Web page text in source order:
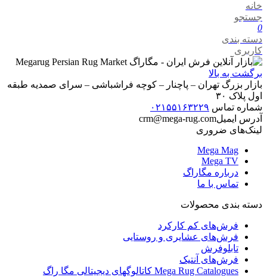
خانه
جستجو
0
دسته بندی
کاربری
برگشت به بالا
بازار بزرگ تهران – پاچنار – کوچه فراشباشی – سرای صمدیه طبقه
اول پلاک ۳۰
شماره تماس ۰۲۱۵۵۱۶۳۲۲۹
آدرس ایمیلcrm@mega-rug.com
لینک‌های ضروری
Mega Mag
Mega TV
درباره مگاراگ
تماس با ما
دسته بندی محصولات
فرش‌های کم کارکرد
فرش‌های عشایری و روستایی
تابلوفرش
فرش‌های آنتیک
Mega Rug Catalogues کاتالوگهای دیجیتالی مگا راگ